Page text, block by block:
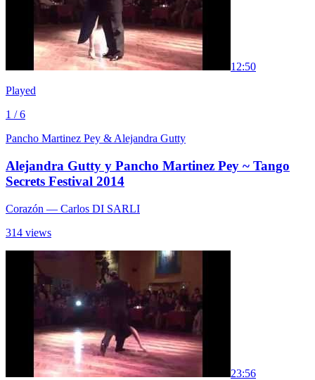
1 2:50
Played
1 / 6
Pancho Martinez Pey & Alejandra Gutty
Alejandra Gutty y Pancho Martinez Pey ~ Tango
Secrets Festival 2014
Corazón — Carlos DI SARLI
314 views
23:56